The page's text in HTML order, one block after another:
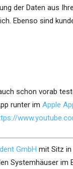
der Daten aus
Ebenso sind
schon vorab
runter im Apple
GmbH mit Sitz
Systemhäuser